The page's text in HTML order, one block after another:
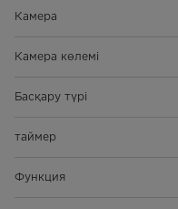
Камера
Камера көлемі
Басқару түрі
таймер
Функция